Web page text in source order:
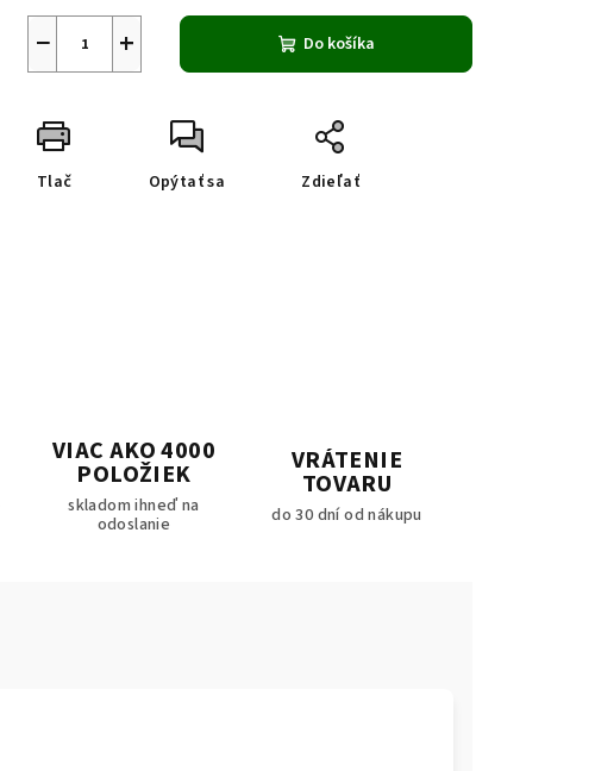
+
− Do košíka
Tlač Opýtať sa Zdieľať
VIAC AKO 4000
POLOŽIEK
skladom ihneď na
odoslanie
VRÁTENIE
TOVARU
do 30 dní od nákupu